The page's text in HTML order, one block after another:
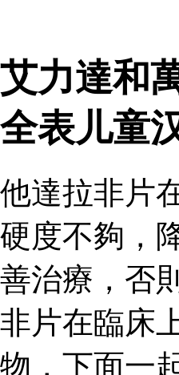
艾力達和
全表儿童
他達拉非片
硬度不夠，
善治療，否
非片在臨床
物，下面一